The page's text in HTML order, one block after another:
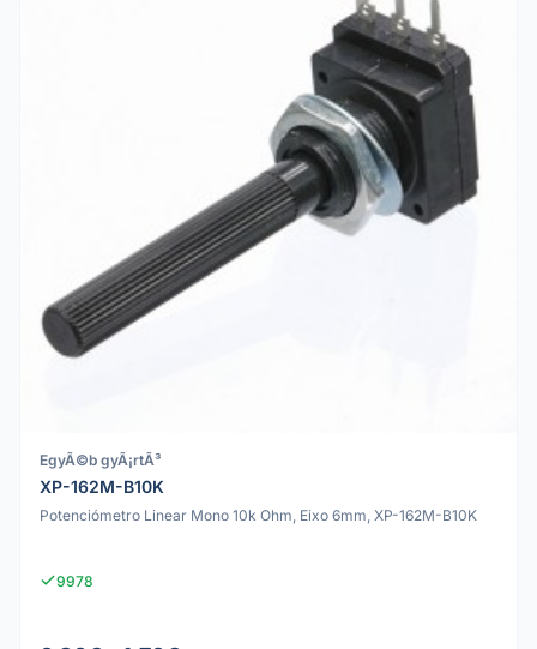
EgyÃ©b gyÃ¡rtÃ³
XP-162M-B10K
Potenciómetro Linear Mono 10k Ohm, Eixo 6mm, XP-162M-B10K
9978